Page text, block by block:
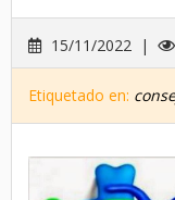
15/11/2022 |
Etiquetado en: